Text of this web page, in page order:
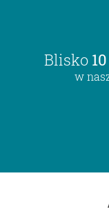
Blisko
w